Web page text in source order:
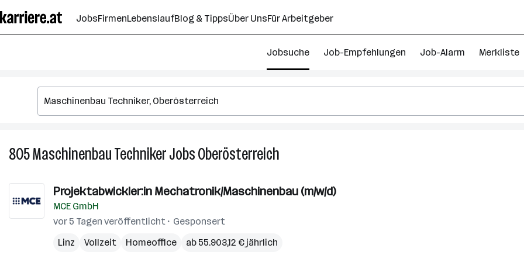
Seiteninhalt
springen
JobsFirmenLebenslaufBlog & TippsÜber UnsFür Arbeitgeber
Jobsuche Job-Empfehlungen Job-Alarm Merkliste
805Maschinenbau TechnikerJobsOberösterreich
Jobs
Projektabwickler:in Mechatronik/Maschinenbau (m/w/d)
MCE GmbH
vor 5 Tagen veröffentlicht
Gesponsert
Linz
Vollzeit Homeoffice ab 55.903,12 € jährlich